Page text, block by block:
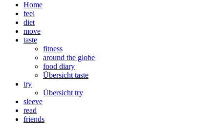
Home
feel
diet
move
taste
fitness
around the globe
food diary
Übersicht taste
try
Übersicht try
sleeve
read
friends